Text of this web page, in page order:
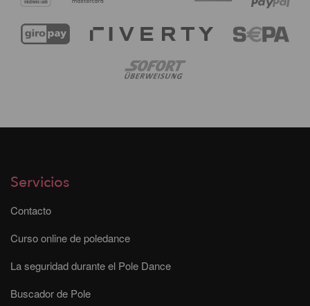
Servicios
Contacto
Curso online de poledance
La seguridad durante el Pole Dance
Buscador de Pole